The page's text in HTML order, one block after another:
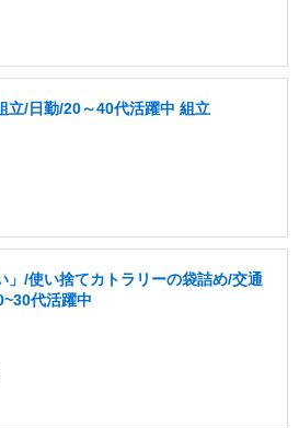
立/日勤/20～40代活躍中 組立
」/使い捨てカトラリーの袋詰め/交通
代活躍中